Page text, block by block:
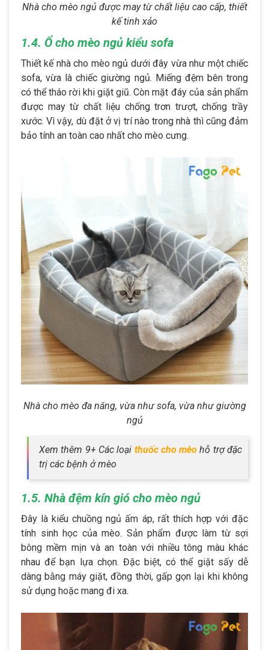
Nhà cho mèo ngủ được may từ chất liệu cao cấp, thiết
kế tinh xảo
1.4. Ổ cho mèo ngủ kiểu sofa
Thiết kế nhà cho mèo ngủ dưới đây vừa như một chiếc
sofa, vừa là chiếc giường ngủ. Miếng đệm bên trong
có thể tháo rời khi giặt giũ. Còn mặt đáy của sản phẩm
được may từ chất liệu chống trơn trượt, chống trầy
xước. Vì vậy, dù đặt ở vị trí nào trong nhà thì cũng đảm
bảo tính an toàn cao nhất cho mèo cưng.
Nhà cho mèo đa năng, vừa như sofa, vừa như giường
ngủ
Xem thêm 9+ Các loại thuốc cho mèo hỗ trợ đặc
trị các bệnh ở mèo
1.5. Nhà đệm kín gió cho mèo ngủ
Đây là kiểu chuồng ngủ ấm áp, rất thích hợp với đặc
tính sinh học của mèo. Sản phẩm được làm từ sợi
bông mềm mịn và an toàn với nhiều tông màu khác
nhau để bạn lựa chọn. Đặc biệt, có thể giặt sấy dễ
dàng bằng máy giặt, đồng thời, gấp gọn lại khi không
sử dụng hoặc mang đi xa.